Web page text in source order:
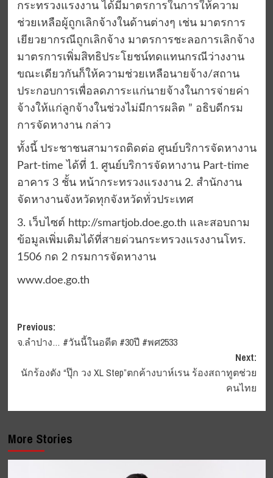
กระทรวงแรงงาน ได้มีมาตรการในการให้ความ
ช่วยเหลือผู้ถูกเลิกจ้างในด้านต่างๆ เช่น มาตรการ
เยียวยากรณีถูกเลิกจ้าง มาตรการชะลอการเลิกจ้าง
มาตรการเพิ่มสิทธิประโยชน์ทดแทนกรณีว่างงาน
ขณะเดียวกันก็ให้ความช่วยเหลือนายจ้าง/สถาน
ประกอบการเพื่อลดภาระแก่นายจ้างในการจ่ายค่า
จ้างให้แก่ลูกจ้างในช่วงไม่มีการผลิต ” อธิบดีกรม
การจัดหางาน กล่าว
ทั้งนี้ ประชาชนสามารถติดต่อ ศูนย์บริการจัดหางาน
Part-time ได้ที่ 1. ศูนย์บริการจัดหางาน Part-time
อาคาร 3 ชั้น หน้ากระทรวงแรงงาน 2. สำนักงาน
จัดหางานจังหวัดทุกจังหวัดทั่วประเทศ
3. เว็บไซต์ http://smartjob.doe.go.th และสอบถาม
ข้อมูลเพิ่มเติมได้ที่สายด่วนกระทรวงแรงงานโทร.
1506 กด 2 กรมการจัดหางาน
www.doe.go.th
Post
navigation
Previous:
จ.ลำปาง… #วันนี้ในอดีต #30ปี #พศ2533
Next:
นักร้องดัง “ปุ๊ก วง XL Step”ตกค้างบาห์เรน ร้องสถาทูตช่วย
คนไทย
More Stories